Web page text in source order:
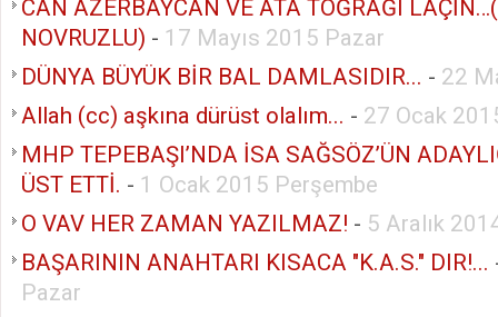
CAN AZERBAYCAN VE ATA TOĞRAĞI
NOVRUZLU) - 17 Mayıs 2015 Pazar
DÜNYA BÜYÜK BİR BAL DAMLASIDIR... - 22
Allah (cc) aşkına dürüst olalım... - 27 Ocak
MHP TEPEBAŞI’NDA İSA SAĞSÖZ’ÜN
ÜST ETTİ. - 1 Ocak 2015 Perşembe
O VAV HER ZAMAN YAZILMAZ! - 5 Aralık
BAŞARININ ANAHTARI KISACA "K.A.S." DIR!...
Pazar